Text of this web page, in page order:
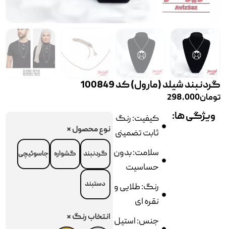
گردنبند شیلد (مارول) کد 100849
تومان298,000
ویژگی ها:
کیفیت: رنگ
ثابت تضمینی
سلامت: بدون
حساسیت
رنگ: طلایی و
نقره ای
جنس: استیل
نوع محصول*
گردنبند گشواره جاسوئیچی
دستبند
انتخاب رنگ*